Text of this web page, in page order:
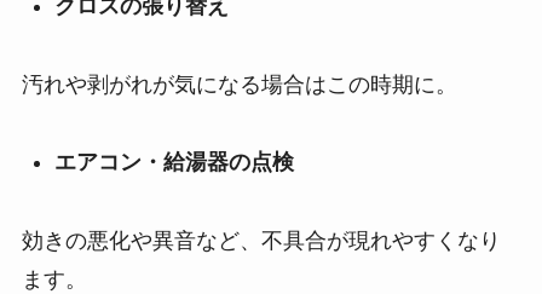
クロスの張り替え
汚れや剥がれが気になる場合はこの時期に。
エアコン・給湯器の点検
効きの悪化や異音など、不具合が現れやすくなり
ます。